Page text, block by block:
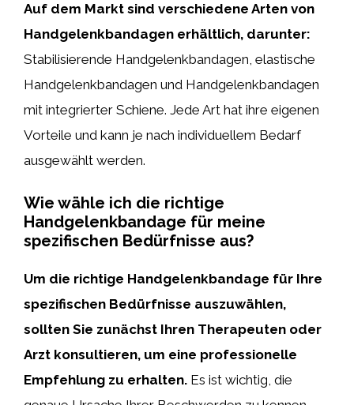
Auf dem Markt sind verschiedene Arten von
Handgelenkbandagen erhältlich, darunter:
Stabilisierende Handgelenkbandagen, elastische
Handgelenkbandagen und Handgelenkbandagen
mit integrierter Schiene. Jede Art hat ihre eigenen
Vorteile und kann je nach individuellem Bedarf
ausgewählt werden.
Wie wähle ich die richtige
Handgelenkbandage für meine
spezifischen Bedürfnisse aus?
Um die richtige Handgelenkbandage für Ihre
spezifischen Bedürfnisse auszuwählen,
sollten Sie zunächst Ihren Therapeuten oder
Arzt konsultieren, um eine professionelle
Empfehlung zu erhalten. Es ist wichtig, die